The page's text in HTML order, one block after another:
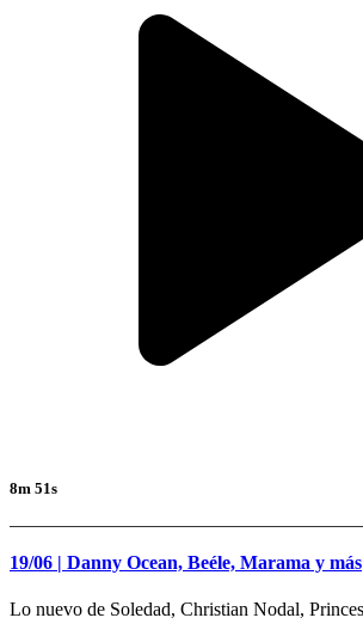
8m 51s
19/06 | Danny Ocean, Beéle, Marama y más